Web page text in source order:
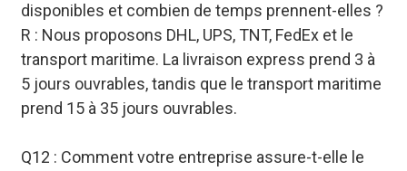
disponibles et combien de temps prennent-elles ?
R : Nous proposons DHL, UPS, TNT, FedEx et le
transport maritime. La livraison express prend 3 à
5 jours ouvrables, tandis que le transport maritime
prend 15 à 35 jours ouvrables.
Q12 : Comment votre entreprise assure-t-elle le